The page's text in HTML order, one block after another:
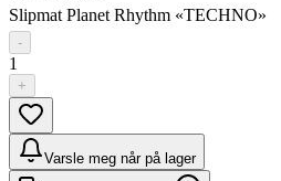
Slipmat Planet Rhythm «TECHNO»
-
1
+
Varsle meg når på lager